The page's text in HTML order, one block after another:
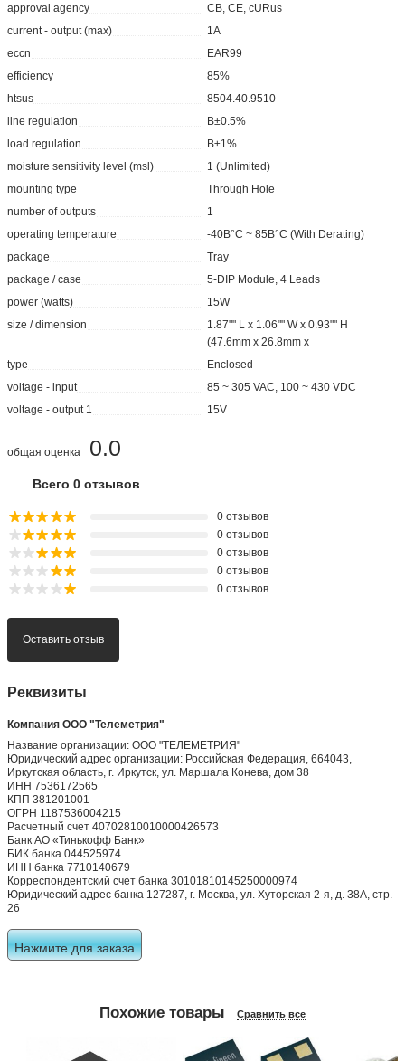
approval agency
CB, CE, cURus
current - output (max)
1A
eccn
EAR99
efficiency
85%
htsus
8504.40.9510
line regulation
В±0.5%
load regulation
В±1%
moisture sensitivity level (msl)
1 (Unlimited)
mounting type
Through Hole
number of outputs
1
operating temperature
-40В°C ~ 85В°C (With Derating)
package
Tray
package / case
5-DIP Module, 4 Leads
power (watts)
15W
size / dimension
1.87"" L x 1.06"" W x 0.93"" H
(47.6mm x 26.8mm x
type
Enclosed
voltage - input
85 ~ 305 VAC, 100 ~ 430 VDC
voltage - output 1
15V
0.0
общая оценка
Всего 0 отзывов
0 отзывов
0 отзывов
0 отзывов
0 отзывов
0 отзывов
Оставить отзыв
Реквизиты
Компания ООО "Телеметрия"
Название организации: ООО "ТЕЛЕМЕТРИЯ"
Юридический адрес организации: Российская Федерация, 664043,
Иркутская область, г. Иркутск, ул. Маршала Конева, дом 38
ИНН 7536172565
КПП 381201001
ОГРН 1187536004215
Расчетный счет 40702810010000426573
Банк АО «Тинькофф Банк»
БИК банка 044525974
ИНН банка 7710140679
Корреспондентский счет банка 30101810145250000974
Юридический адрес банка 127287, г. Москва, ул. Хуторская 2-я, д. 38А, стр.
26
Нажмите для заказа
Похожие товары Сравнить все